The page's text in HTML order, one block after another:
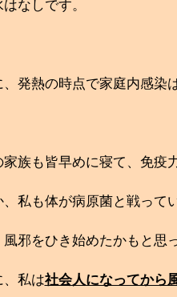
なしです。
、発熱の時点で家庭内感染
族も皆早めに寝て、免疫
、私も体が病原菌と戦って
風邪をひき始めたかもと思
、私は社会人になってから